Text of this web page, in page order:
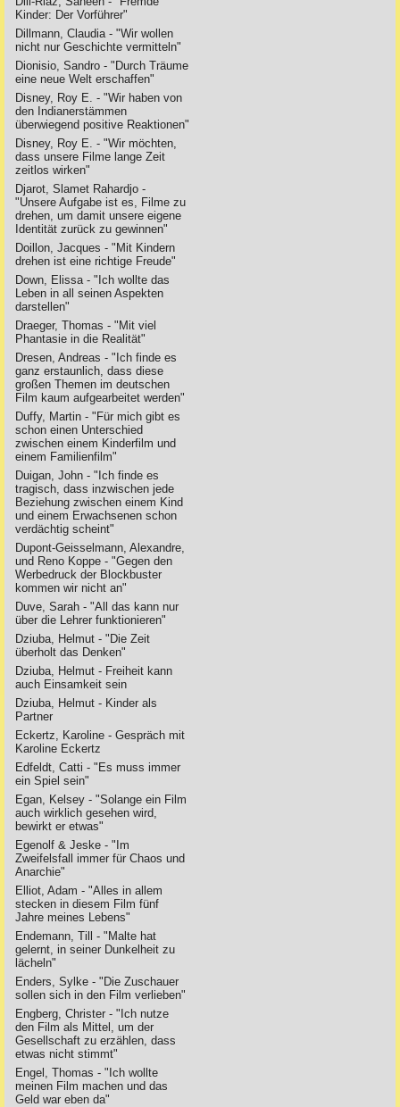
Kinder: Der Vorführer"
Dillmann, Claudia - "Wir wollen
nicht nur Geschichte vermitteln"
Dionisio, Sandro - "Durch Träume
eine neue Welt erschaffen"
Disney, Roy E. - "Wir haben von
den Indianerstämmen
überwiegend positive Reaktionen"
Disney, Roy E. - "Wir möchten,
dass unsere Filme lange Zeit
zeitlos wirken"
Djarot, Slamet Rahardjo -
"Unsere Aufgabe ist es, Filme zu
drehen, um damit unsere eigene
Identität zurück zu gewinnen"
Doillon, Jacques - "Mit Kindern
drehen ist eine richtige Freude"
Down, Elissa - "Ich wollte das
Leben in all seinen Aspekten
darstellen"
Draeger, Thomas - "Mit viel
Phantasie in die Realität"
Dresen, Andreas - "Ich finde es
ganz erstaunlich, dass diese
großen Themen im deutschen
Film kaum aufgearbeitet werden"
Duffy, Martin - "Für mich gibt es
schon einen Unterschied
zwischen einem Kinderfilm und
einem Familienfilm"
Duigan, John - "Ich finde es
tragisch, dass inzwischen jede
Beziehung zwischen einem Kind
und einem Erwachsenen schon
verdächtig scheint"
Dupont-Geisselmann, Alexandre,
und Reno Koppe - "Gegen den
Werbedruck der Blockbuster
kommen wir nicht an"
Duve, Sarah - "All das kann nur
über die Lehrer funktionieren"
Dziuba, Helmut - "Die Zeit
überholt das Denken"
Dziuba, Helmut - Freiheit kann
auch Einsamkeit sein
Dziuba, Helmut - Kinder als
Partner
Eckertz, Karoline - Gespräch mit
Karoline Eckertz
Edfeldt, Catti - "Es muss immer
ein Spiel sein"
Egan, Kelsey - "Solange ein Film
auch wirklich gesehen wird,
bewirkt er etwas"
Egenolf & Jeske - "Im
Zweifelsfall immer für Chaos und
Anarchie"
Elliot, Adam - "Alles in allem
stecken in diesem Film fünf
Jahre meines Lebens"
Endemann, Till - "Malte hat
gelernt, in seiner Dunkelheit zu
lächeln"
Enders, Sylke - "Die Zuschauer
sollen sich in den Film verlieben"
Engberg, Christer - "Ich nutze
den Film als Mittel, um der
Gesellschaft zu erzählen, dass
etwas nicht stimmt"
Engel, Thomas - "Ich wollte
meinen Film machen und das
Geld war eben da"